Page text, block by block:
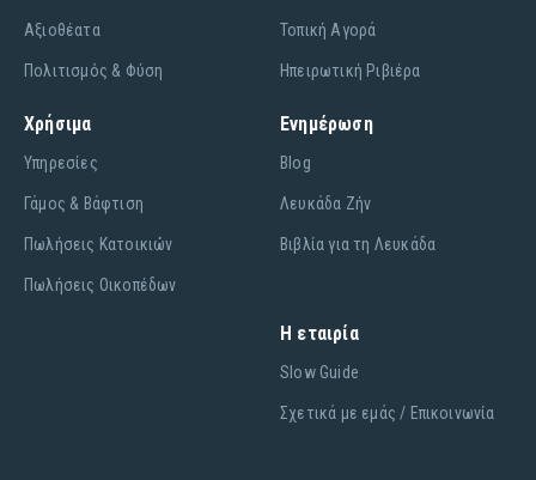
Αξιοθέατα
Πολιτισμός & Φύση
Τοπική Αγορά
Ηπειρωτική Ριβιέρα
Χρήσιμα
Υπηρεσίες
Γάμος & Βάφτιση
Πωλήσεις Κατοικιών
Πωλήσεις Οικοπέδων
Ενημέρωση
Blog
Λευκάδα Ζήν
Βιβλία για τη Λευκάδα
Η εταιρία
Slow Guide
Σχετικά με εμάς / Επικοινωνία